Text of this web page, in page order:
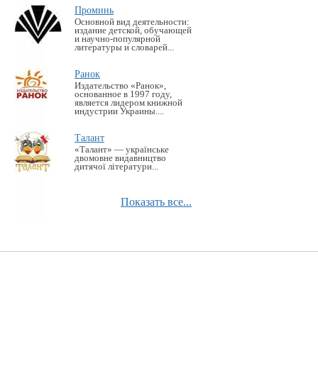
Проминь
Основной вид деятельности:
издание детской, обучающей
и научно-популярной
литературы и словарей...
Ранок
Издательство «Ранок»,
основанное в 1997 году,
является лидером книжной
индустрии Украины....
Талант
«Талант» — українське
двомовне видавництво
дитячої літератури...
Показать все...